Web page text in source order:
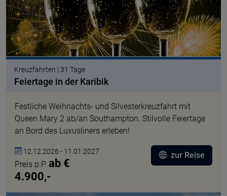
Kreuzfahrten | 31 Tage
Feiertage in der Karibik
Festliche Weihnachts- und Silvesterkreuzfahrt mit
Queen Mary 2 ab/an Southampton. Stilvolle Feiertage
an Bord des Luxusliners erleben!
12.12.2026 - 11.01.2027
Preis p.P. ab €
4.900,-
zur Reise